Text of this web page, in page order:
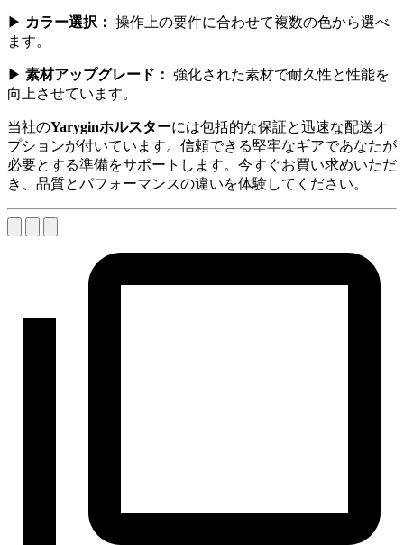
▶ カラー選択： 操作上の要件に合わせて複数の色から選べ
ます。
▶ 素材アップグレード： 強化された素材で耐久性と性能を
向上させています。
当社のYaryginホルスターには包括的な保証と迅速な配送オ
プションが付いています。信頼できる堅牢なギアであなたが
必要とする準備をサポートします。今すぐお買い求めいただ
き、品質とパフォーマンスの違いを体験してください。